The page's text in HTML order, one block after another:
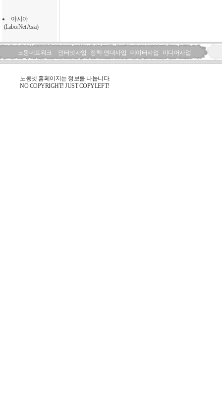
아시아
(LaborNet Asia)
노동네트워크 인터넷사업 정책·연대사업 데이터사업 미디어사업
노동넷 홈페이지는 정보를 나눕니다.
NO COPYRIGHT! JUST COPYLEFT!